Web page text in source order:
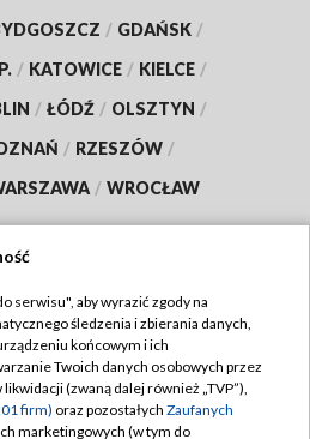
/ GDAŃSK /
/ KATOWICE / KIELCE /
/ ŁÓDŹ / OLSZTYN /
/ RZESZÓW /
/ WROCŁAW
nas:
TVP
TVP
serwisu", aby wyrazić zgody na
śledzenia i zbierania danych,
końcowym i ich
Twoich danych osobowych przez
(zwaną dalej również „TVP”),
firm) oraz pozostałych Zaufanych
marketingowych (w tym do